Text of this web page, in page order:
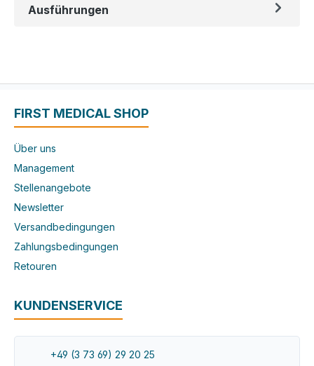
Ausführungen
FIRST MEDICAL SHOP
Über uns
Management
Stellenangebote
Newsletter
Versandbedingungen
Zahlungsbedingungen
Retouren
KUNDENSERVICE
+49 (3 73 69) 29 20 25